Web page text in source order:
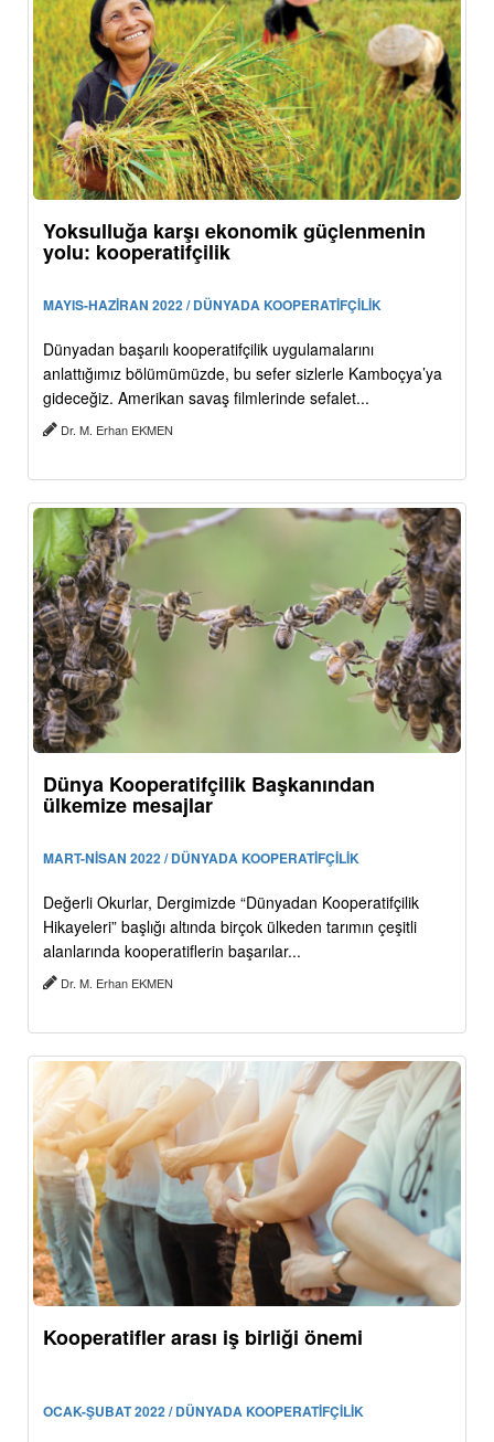
Yoksulluğa karşı ekonomik güçlenmenin
yolu: kooperatifçilik
MAYIS-HAZİRAN 2022 / DÜNYADA KOOPERATİFÇİLİK
Dünyadan başarılı kooperatifçilik uygulamalarını
anlattığımız bölümümüzde, bu sefer sizlerle Kamboçya’ya
gideceğiz. Amerikan savaş filmlerinde sefalet...
Dr. M. Erhan EKMEN
Dünya Kooperatifçilik Başkanından
ülkemize mesajlar
MART-NİSAN 2022 / DÜNYADA KOOPERATİFÇİLİK
Değerli Okurlar, Dergimizde “Dünyadan Kooperatifçilik
Hikayeleri” başlığı altında birçok ülkeden tarımın çeşitli
alanlarında kooperatiflerin başarılar...
Dr. M. Erhan EKMEN
Kooperatifler arası iş birliği önemi
OCAK-ŞUBAT 2022 / DÜNYADA KOOPERATİFÇİLİK